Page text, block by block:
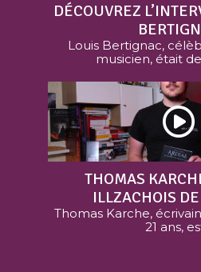
DÉCOUVREZ
Louis Bertignac,
musicien, était
THOMAS
ILLZACHOIS
Thomas Karche,
21 ans,